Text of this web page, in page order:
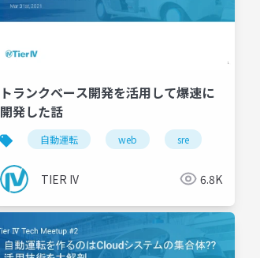
トランクベース開発を活用して爆速に
開発した話
自動運転 web sre
TIER IV 6.8K